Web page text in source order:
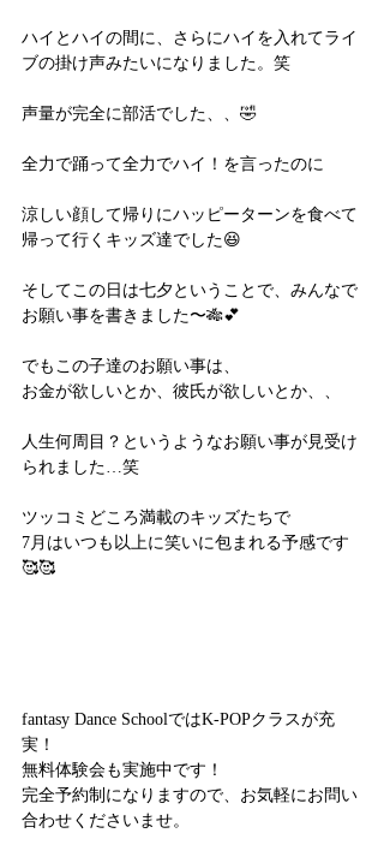
ハイとハイの間に、さらにハイを入れてライ
ブの掛け声みたいになりました。笑
声量が完全に部活でした、、🤣
全力で踊って全力でハイ！を言ったのに
涼しい顔して帰りにハッピーターンを食べて
帰って行くキッズ達でした😆
そしてこの日は七夕ということで、みんなで
お願い事を書きました〜🎋💕
でもこの子達のお願い事は、
お金が欲しいとか、彼氏が欲しいとか、、
人生何周目？というようなお願い事が見受け
られました…笑
ツッコミどころ満載のキッズたちで
7月はいつも以上に笑いに包まれる予感です
🥰🥰
fantasy Dance SchoolではK-POPクラスが充
実！
無料体験会も実施中です！
完全予約制になりますので、お気軽にお問い
合わせくださいませ。